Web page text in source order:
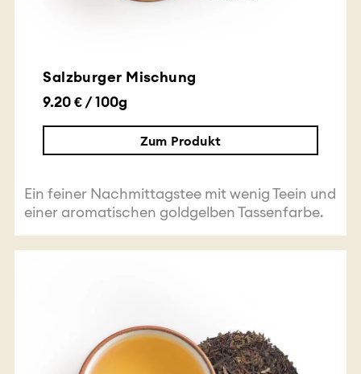
Salzburger Mischung
9.20 € / 100g
Zum Produkt
Ein feiner Nachmittagstee mit wenig Teein und
einer aromatischen goldgelben Tassenfarbe.